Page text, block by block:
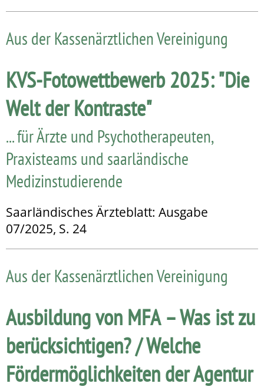
Aus der Kassenärztlichen Vereinigung
KVS-Fotowettbewerb 2025: "Die
Welt der Kontraste"
... für Ärzte und Psychotherapeuten,
Praxisteams und saarländische
Medizinstudierende
Saarländisches Ärzteblatt: Ausgabe
07/2025, S. 24
Aus der Kassenärztlichen Vereinigung
Ausbildung von MFA – Was ist zu
berücksichtigen? / Welche
Fördermöglichkeiten der Agentur